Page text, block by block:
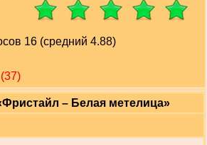
16 (средний 4.88)
– Белая метелица»